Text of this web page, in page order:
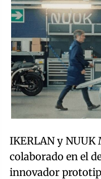
IKERLAN y
colaborado en el
innovador